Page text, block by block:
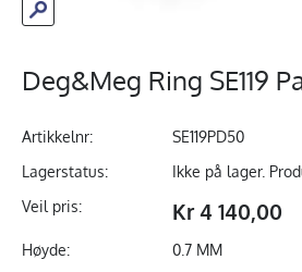
Deg&Meg Ring SE119
Artikkelnr:
SE119PD50
Lagerstatus:
Ikke på lager.
Veil pris:
Kr 4 140,00
Høyde:
0.7 MM